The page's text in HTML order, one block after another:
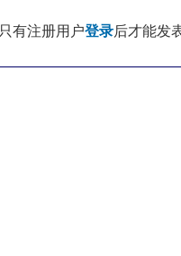
只有注册用户登录后才能发